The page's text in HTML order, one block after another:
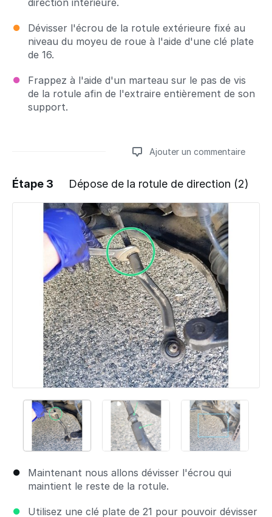
direction intérieure.
Dévisser l'écrou de la rotule extérieure fixé au
niveau du moyeu de roue à l'aide d'une clé plate
de 16.
Frappez à l'aide d'un marteau sur le pas de vis
de la rotule afin de l'extraire entièrement de son
support.
Ajouter un commentaire
Ajouter un commentaire
Étape 3 Dépose de la rotule de direction (2)
Maintenant nous allons dévisser l'écrou qui
maintient le reste de la rotule.
Utilisez une clé plate de 21 pour pouvoir dévisser